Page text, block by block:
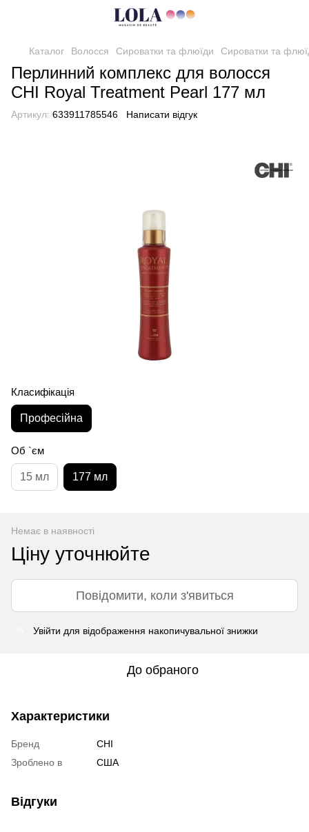
Каталог Волосся Сироватки та флюїди Сироватки та
Перлинний комплекс для волосся
CHI Royal Treatment Pearl 177 мл
Артикул: 633911785546 Написати відгук
Класифікація
Професійна
Об `єм
15 мл 177 мл
Немає в наявності
Ціну уточнюйте
Повідомити, коли з'явиться
Увійти для відображення накопичувальної знижки
До обраного
Характеристики
Бренд
CHI
Зроблено в
США
Відгуки